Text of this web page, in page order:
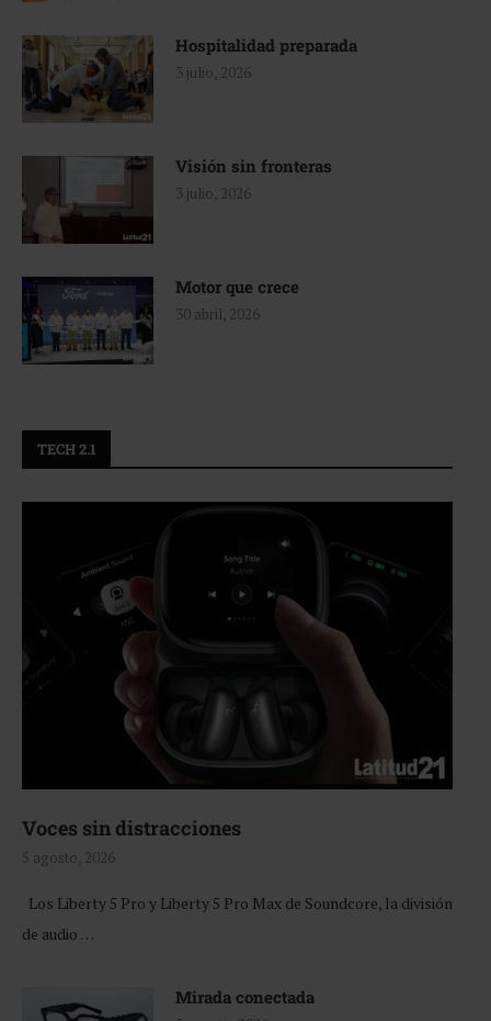
Hospitalidad preparada
3 julio, 2026
Visión sin fronteras
3 julio, 2026
Motor que crece
30 abril, 2026
TECH 2.1
Voces sin distracciones
5 agosto, 2026
Los Liberty 5 Pro y Liberty 5 Pro Max de Soundcore, la división
de audio …
Mirada conectada